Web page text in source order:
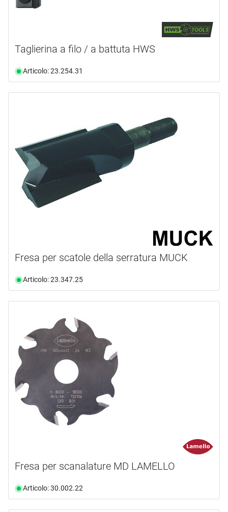
Taglierina a filo / a battuta HWS
Articolo: 23.254.31
Fresa per scatole della serratura MUCK
Articolo: 23.347.25
Fresa per scanalature MD LAMELLO
Articolo: 30.002.22